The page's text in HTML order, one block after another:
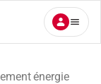
énergie